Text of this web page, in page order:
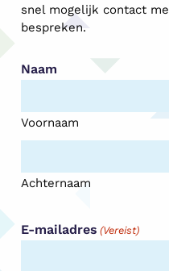
snel mogelijk contact
bespreken.
Naam
Voornaam
Achternaam
E-mailadres (Vereist)